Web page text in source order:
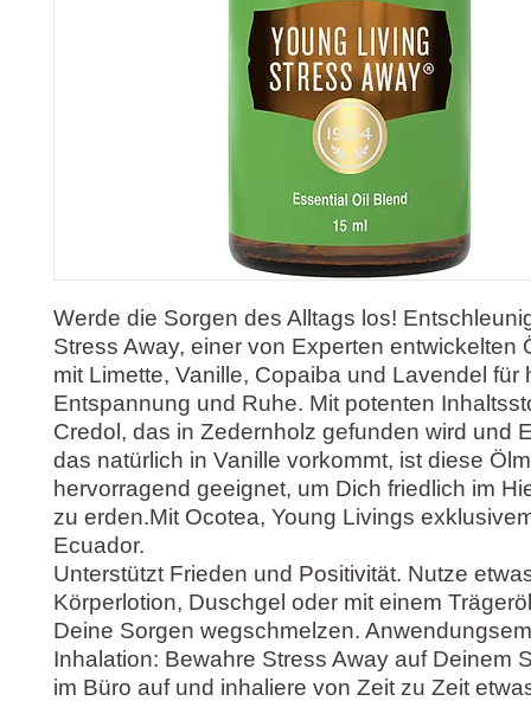
Werde die Sorgen des Alltags los!
Stress Away, einer von Experten entwickelten
mit Limette, Vanille, Copaiba und Lavendel für
Entspannung und Ruhe. Mit potenten
Credol, das in Zedernholz gefunden wird und
das natürlich in Vanille vorkommt, ist diese
hervorragend geeignet, um Dich friedlich im
zu erden.Mit Ocotea, Young Livings
Ecuador.
Unterstützt Frieden und Positivität. Nutze
Körperlotion, Duschgel oder mit einem
Deine Sorgen wegschmelzen.
Inhalation: Bewahre Stress Away auf Deinem
im Büro auf und inhaliere von Zeit zu Zeit